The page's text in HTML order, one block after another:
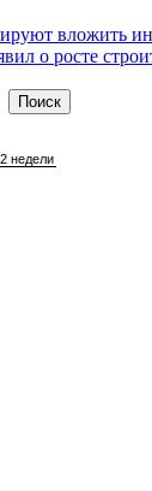
вложить
о росте
Поиск